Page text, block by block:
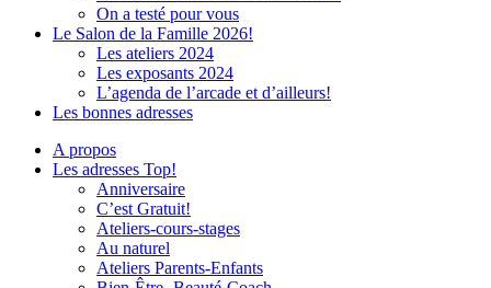
On a testé pour vous
Le Salon de la Famille 2026!
Les ateliers 2024
Les exposants 2024
L’agenda de l’arcade et d’ailleurs!
Les bonnes adresses
A propos
Les adresses Top!
Anniversaire
C’est Gratuit!
Ateliers-cours-stages
Au naturel
Ateliers Parents-Enfants